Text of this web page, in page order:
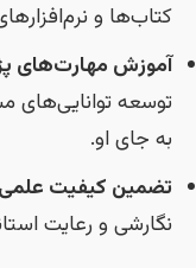
کتاب‌ها و
آموزش مهارت‌های
توسعه توانایی‌های
به جای او.
تضمین کیفیت
نگارشی و رعایت